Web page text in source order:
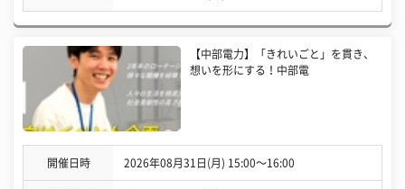
【中部電力】「きれいごと」を貫き、
想いを形にする！中部電
開催日時 2026年08月31日(月) 15:00〜16:00